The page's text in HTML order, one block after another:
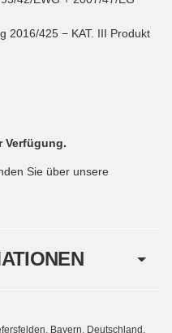
2016/425 − KAT. III Produkt
Verfügung.
Sie über unsere
Bayern, Deutschland,